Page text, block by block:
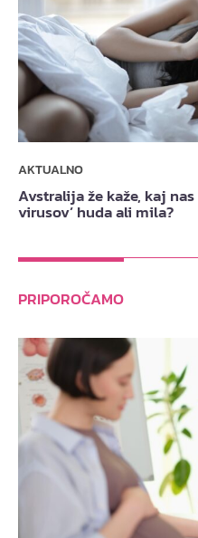
AKTUALNO
Avstralija že kaže, kaj nas
virusov’ huda ali mila?
PRIPOROČAMO